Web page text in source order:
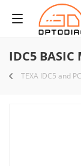
IDC5
TEXA IDC5 and